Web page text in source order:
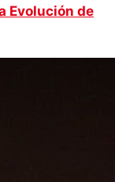
Evolución de